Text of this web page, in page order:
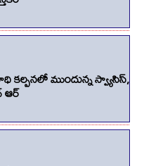
కల్పనలో ముందున్న స్వ్యాసిస్,
ఆర్‌